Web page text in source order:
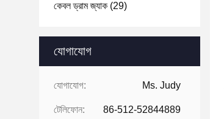
কেবল ড্রাম জ্যাক (29)
যোগাযোগ
যোগাযোগ: Ms. Judy
টেলিফোন: 86-512-52844889